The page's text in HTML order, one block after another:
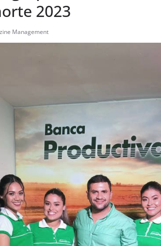
2023
Management